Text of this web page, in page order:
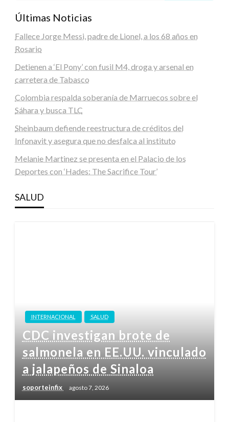
Últimas Noticias
Fallece Jorge Messi, padre de Lionel, a los 68 años en
Rosario
Detienen a ‘El Pony’ con fusil M4, droga y arsenal en
carretera de Tabasco
Colombia respalda soberanía de Marruecos sobre el
Sáhara y busca TLC
Sheinbaum defiende reestructura de créditos del
Infonavit y asegura que no desfalca al instituto
Melanie Martinez se presenta en el Palacio de los
Deportes con ‘Hades: The Sacrifice Tour’
SALUD
INTERNACIONAL SALUD
CDC investigan brote de
salmonela en EE.UU. vinculado
a jalapeños de Sinaloa
soporteinfix agosto 7, 2026